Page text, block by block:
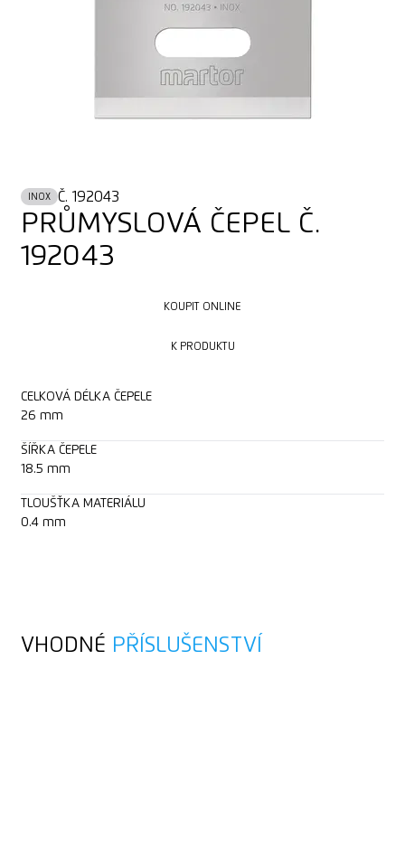
INOX Č. 192043
PRŮMYSLOVÁ ČEPEL Č.
192043
KOUPIT ONLINE
K PRODUKTU
CELKOVÁ DÉLKA ČEPELE
26 mm
ŠÍŘKA ČEPELE
18.5 mm
TLOUŠŤKA MATERIÁLU
0.4 mm
VHODNÉ PŘÍSLUŠENSTVÍ